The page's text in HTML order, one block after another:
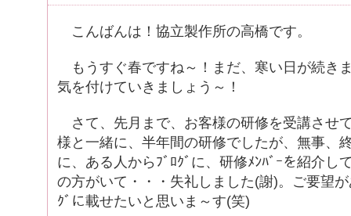
こんばんは！協立製作所の高橋です。
もうすぐ春ですね～！まだ、寒い日が続き
気を付けていきましょう～！
さて、先月まで、お客様の研修を受講させ
様と一緒に、半年間の研修でしたが、無事、
に、ある人からﾌﾞﾛｸﾞに、研修ﾒﾝﾊﾞｰを紹介し
の方がいて・・・失礼しました(謝)。ご要望
ｸﾞに載せたいと思いま～す(笑)